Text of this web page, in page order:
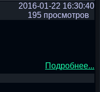
2016-01-22 16:30:40
195 просмотров
Подробнее...